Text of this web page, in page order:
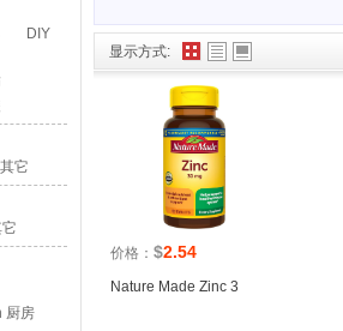
显示方式:
价格： $2.54
Nature Made Zinc 3
DIY
其它
厨房